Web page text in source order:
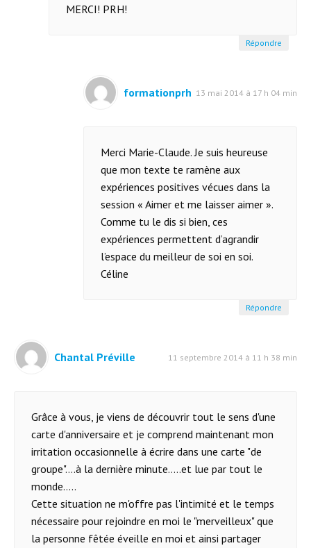
MERCI! PRH!
Répondre
formationprh 13 mai 2014 à 17 h 04 min
Merci Marie-Claude. Je suis heureuse
que mon texte te ramène aux
expériences positives vécues dans la
session « Aimer et me laisser aimer ».
Comme tu le dis si bien, ces
expériences permettent d’agrandir
l’espace du meilleur de soi en soi.
Céline
Répondre
Chantal Préville 11 septembre 2014 à 11 h 38 min
Grâce à vous, je viens de découvrir tout le sens d'une
carte d'anniversaire et je comprend maintenant mon
irritation occasionnelle à écrire dans une carte "de
groupe"….à la dernière minute…..et lue par tout le
monde…..
Cette situation ne m'offre pas l'intimité et le temps
nécessaire pour rejoindre en moi le "merveilleux" que
la personne fêtée éveille en moi et ainsi partager